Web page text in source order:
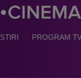
STIRI PROGRAM